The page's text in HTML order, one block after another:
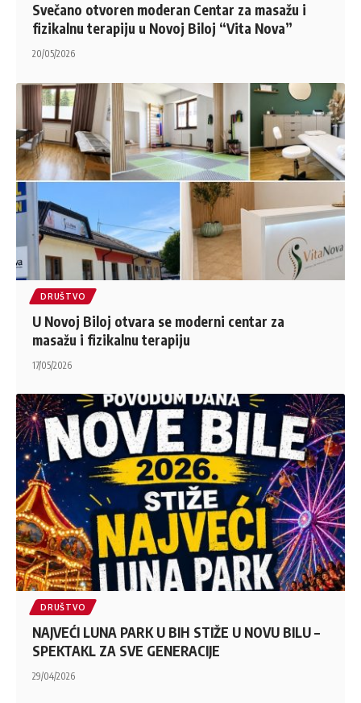
Svečano otvoren moderan Centar za masažu i
fizikalnu terapiju u Novoj Biloj “Vita Nova”
20/05/2026
DRUŠTVO
U Novoj Biloj otvara se moderni centar za
masažu i fizikalnu terapiju
17/05/2026
DRUŠTVO
NAJVEĆI LUNA PARK U BIH STIŽE U NOVU BILU –
SPEKTAKL ZA SVE GENERACIJE
29/04/2026